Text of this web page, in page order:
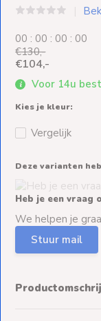
Contact
00 : 00 : 00 : 00
€130,-
€104,-
Voor 14u
Kies je kleur:
Vergelijk
Deze varianten
Heb je een
We helpen je
Stuur mail